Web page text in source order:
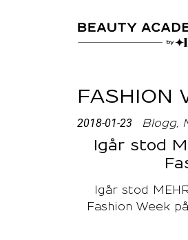
FASHION
2018-01-23 Blogg
Igår stod
Igår stod
Fashion Week